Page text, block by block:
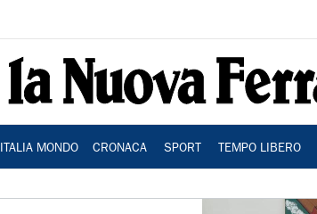
ITALIA MONDO CRONACA SPORT TEMPO LIBERO